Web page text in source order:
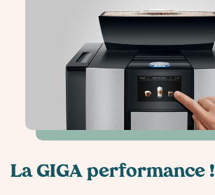
La GIGA performance !